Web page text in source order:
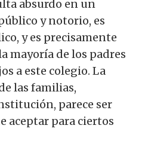
absurdo en un
y notorio, es
y es precisamente
mayoría de los padres
a este colegio. La
las familias,
parece ser
aceptar para ciertos